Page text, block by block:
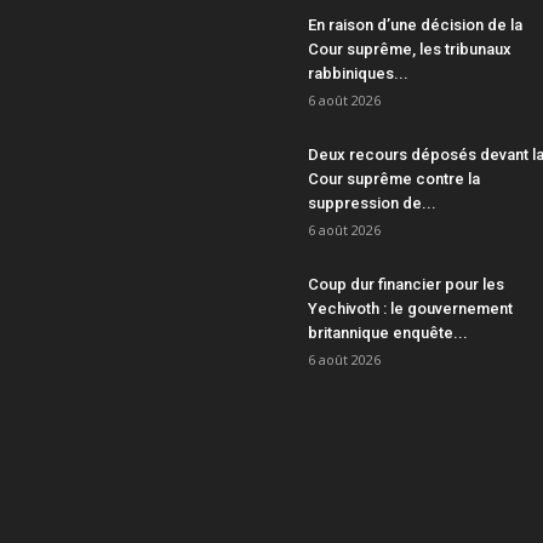
En raison d’une décision de la
Cour suprême, les tribunaux
rabbiniques...
6 août 2026
Deux recours déposés devant la
Cour suprême contre la
suppression de...
6 août 2026
Coup dur financier pour les
Yechivoth : le gouvernement
britannique enquête...
6 août 2026